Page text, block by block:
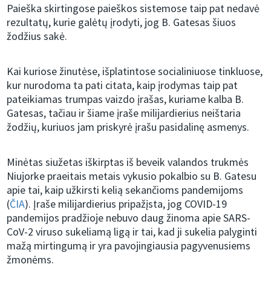
Paieška skirtingose paieškos sistemose taip pat nedavė
rezultatų, kurie galėtų įrodyti, jog B. Gatesas šiuos
žodžius sakė.
Kai kuriose žinutėse, išplatintose socialiniuose tinkluose,
kur nurodoma ta pati citata, kaip įrodymas taip pat
pateikiamas trumpas vaizdo įrašas, kuriame kalba B.
Gatesas, tačiau ir šiame įraše milijardierius neištaria
žodžių, kuriuos jam priskyrė įrašu pasidalinę asmenys.
Minėtas siužetas iškirptas iš beveik valandos trukmės
Niujorke praeitais metais vykusio pokalbio su B. Gatesu
apie tai, kaip užkirsti kelią sekančioms pandemijoms
(ČIA). Įraše milijardierius pripažįsta, jog COVID-19
pandemijos pradžioje nebuvo daug žinoma apie SARS-
CoV-2 viruso sukeliamą ligą ir tai, kad ji sukelia palyginti
mažą mirtingumą ir yra pavojingiausia pagyvenusiems
žmonėms.